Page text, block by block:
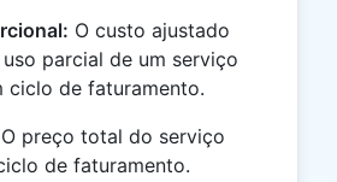
O custo ajustado
parcial de um serviço
ciclo de faturamento.
O preço total do serviço
de faturamento.